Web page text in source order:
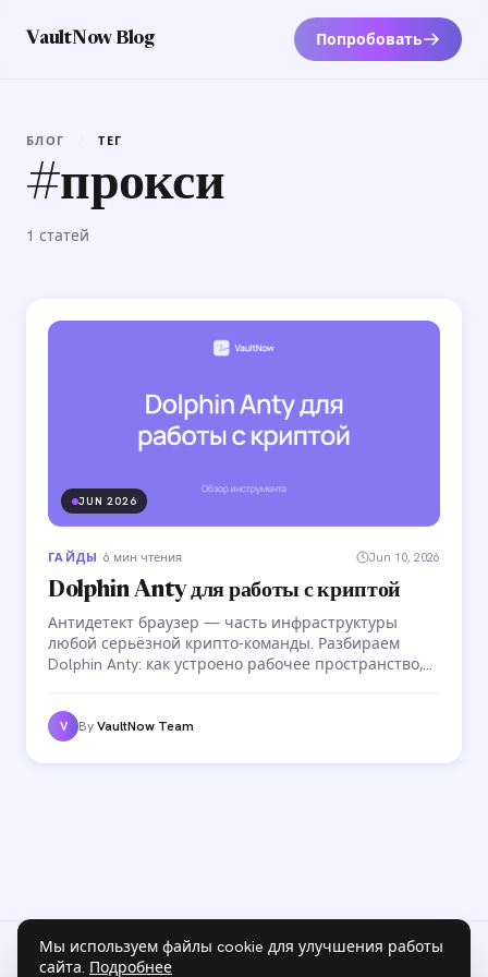
VaultNow Blog Попробовать
БЛОГ ТЕГ
#прокси
1 статей
JUN 2026
ГАЙДЫ ·6 мин чтения Jun 10, 2026
Dolphin Anty для работы с криптой
Антидетект браузер — часть инфраструктуры
любой серьёзной крипто-команды. Разбираем
Dolphin Anty: как устроено рабочее пространство,
операции с аккаунтами.
V ByVaultNow Team
Мы используем файлы cookie для улучшения работы
сайта. Подробнее